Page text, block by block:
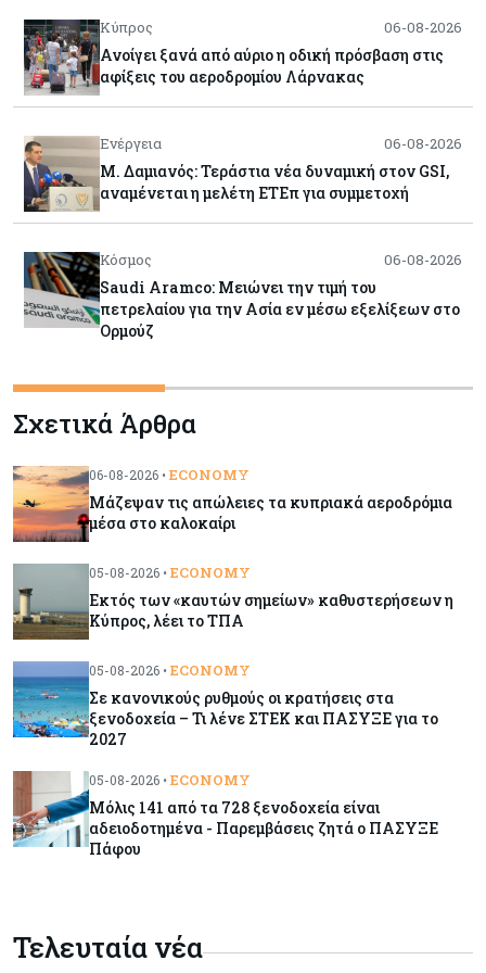
Κύπρος 06-08-2026
Ανοίγει ξανά από αύριο η οδική πρόσβαση στις
αφίξεις του αεροδρομίου Λάρνακας
Ενέργεια 06-08-2026
Μ. Δαμιανός: Τεράστια νέα δυναμική στον GSI,
αναμένεται η μελέτη ΕΤΕπ για συμμετοχή
Κόσμος 06-08-2026
Saudi Aramco: Μειώνει την τιμή του
πετρελαίου για την Ασία εν μέσω εξελίξεων στο
Ορμούζ
Κύπρος 06-08-2026
Πιάνει δουλειά ο Κυπριακός Οργανισμός
Ανάπτυξης Επιχειρήσεων – Διορίστηκε το δ.σ.,
Κόσμος
κινηματογραφικών επιδόσεων και της
απουσίας του NBA
Commerzbank: Η Όρλοπ αλλάζει στάση
απέναντι στη UniCredit ενόψει κρίσιμων
διαπραγματεύσεων
Κόσμος
«Spider-Man: Brand New Day»: Έφτασε το 1
δισ. εισπράξεις σε μόλις 6 ημέρες
εμπορίου στην Κύπρο τον Ιούνιο
Σχετικά Άρθρα
06-08-2026 • ECONOMY
Μάζεψαν τις απώλειες τα κυπριακά αεροδρόμια
μέσα στο καλοκαίρι
05-08-2026 • ECONOMY
Εκτός των «καυτών σημείων» καθυστερήσεων η
Κύπρος, λέει το ΤΠΑ
05-08-2026 • ECONOMY
Σε κανονικούς ρυθμούς οι κρατήσεις στα
ξενοδοχεία – Τι λένε ΣΤΕΚ και ΠΑΣΥΞΕ για το
2027
05-08-2026 • ECONOMY
Μόλις 141 από τα 728 ξενοδοχεία είναι
αδειοδοτημένα - Παρεμβάσεις ζητά ο ΠΑΣΥΞΕ
Πάφου
Τελευταία νέα